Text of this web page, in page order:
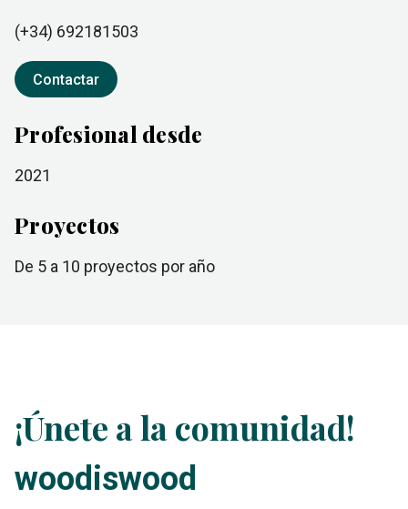
(+34) 692181503
Contactar
Profesional desde
2021
Proyectos
de 5 a 10 proyectos por año
¡Únete a la comunidad!
woodiswood